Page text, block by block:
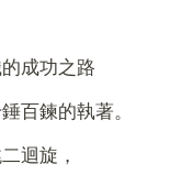
成功之路
百鍊的執著。
迴旋，